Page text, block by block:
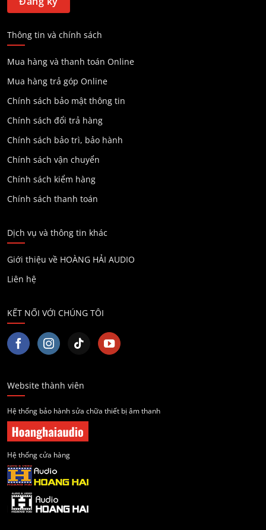
Thông tin và chính sách
Mua hàng và thanh toán Online
Mua hàng trả góp Online
Chính sách bảo mật thông tin
Chính sách đổi trả hàng
Chính sách bảo trì, bảo hành
Chính sách vận chuyển
Chính sách kiểm hàng
Chính sách thanh toán
Dịch vụ và thông tin khác
Giới thiệu về HOÀNG HẢI AUDIO
Liên hệ
KẾT NỐI VỚI CHÚNG TÔI
Website thành viên
Hệ thống bảo hành sửa chữa thiết bị âm thanh
Hệ thống cửa hàng